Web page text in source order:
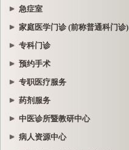
急症室
家庭医学门诊 (前称普通科门诊)
专科门诊
预约手术
专职医疗服务
药剂服务
中医诊所暨教研中心
病人资源中心